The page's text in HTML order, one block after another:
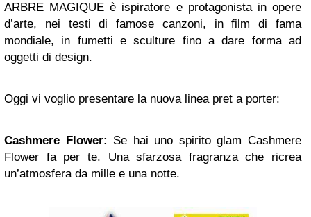
ARBRE MAGIQUE è ispiratore e protagonista in opere
d’arte, nei testi di famose canzoni, in film di fama
mondiale, in fumetti e sculture fino a dare forma ad
oggetti di design.
Oggi vi voglio presentare la nuova linea pret a porter:
Cashmere Flower: Se hai uno spirito glam Cashmere
Flower fa per te. Una sfarzosa fragranza che ricrea
un’atmosfera da mille e una notte.